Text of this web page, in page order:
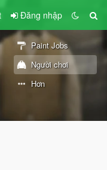
Đăng nhập
Paint Jobs
Người chơi
Hơn